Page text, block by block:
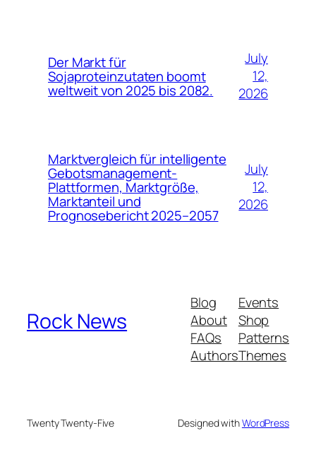
Der Markt für
Sojaproteinzutaten boomt
weltweit von 2025 bis 2082.
July
12,
2026
Marktvergleich für intelligente
Gebotsmanagement-
Plattformen, Marktgröße,
Marktanteil und
Prognosebericht 2025–2057
July
12,
2026
Rock News
Blog
About
FAQs
Authors
Events
Shop
Patterns
Themes
Twenty Twenty-Five Designed withWordPress